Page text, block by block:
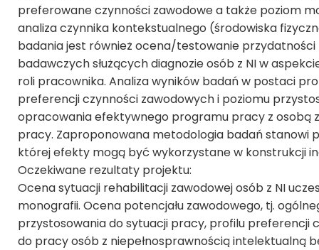
preferowane czynności zawodowe a także poziom
analiza czynnika kontekstualnego (środowiska
badania jest również ocena/testowanie
badawczych służących diagnozie osób z NI w
roli pracownika. Analiza wyników badań w postaci
preferencji czynności zawodowych i poziomu
opracowania efektywnego programu pracy z osobą
pracy. Zaproponowana metodologia badań stanowi
której efekty mogą być wykorzystane w konstrukcji
Oczekiwane rezultaty projektu:
Ocena sytuacji rehabilitacji zawodowej osób z NI
monografii. Ocena potencjału zawodowego, tj.
przystosowania do sytuacji pracy, profilu preferencji
do pracy osób z niepełnosprawnością intelektualną